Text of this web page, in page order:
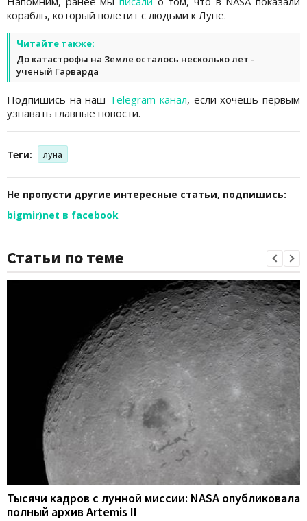
корабль, который полетит с людьми к Луне.
Читайте также:
До катастрофы на Земле осталось несколько лет -
ученый Гарварда
Подпишись на наш Telegram-канал, если хочешь первым
узнавать главные новости.
Теги: луна
Не пропусти другие интересные статьи, подпишись:
bigmir)net в facebook
Статьи по теме
Тысячи кадров с лунной миссии: NASA опубликовала
полный архив Artemis II